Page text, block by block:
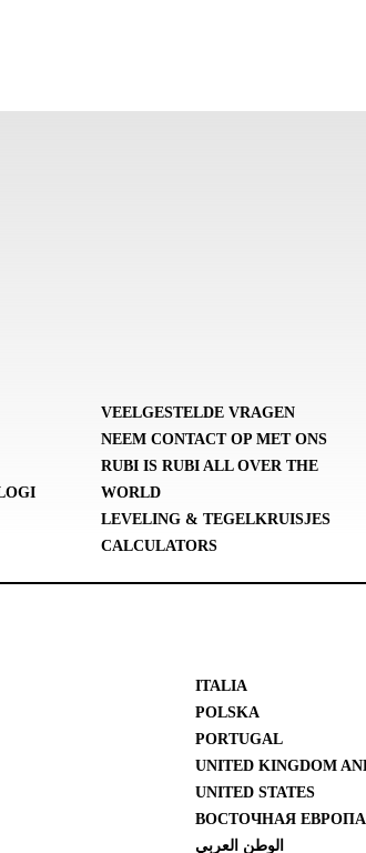
VEELGESTELDE VRAGEN
NEEM CONTACT OP MET ONS
RUBI IS RUBI ALL OVER THE
WORLD
LEVELING & TEGELKRUISJES
CALCULATORS
ITALIA
POLSKA
PORTUGAL
UNITED KINGDOM
UNITED STATES
ВОСТОЧНАЯ
الوطن العربي